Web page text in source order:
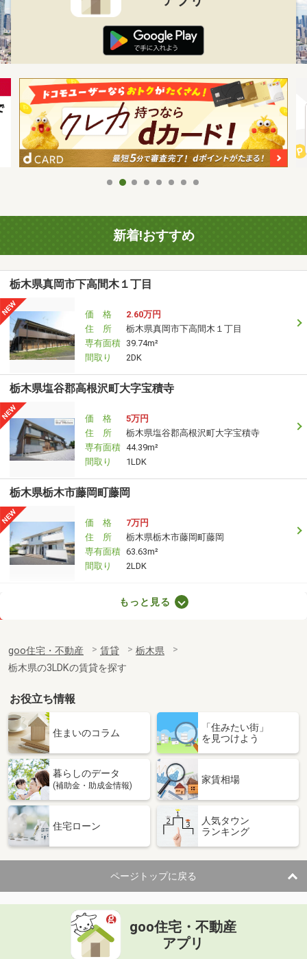
新着!おすすめ
栃木県真岡市下高間木１丁目
価 格
2.60万円
住 所
栃木県真岡市下高間木１丁目
専有面積 39.74m²
間取り
2DK
栃木県塩谷郡高根沢町大字宝積寺
価 格
5万円
住 所
栃木県塩谷郡高根沢町大字宝積寺
専有面積 44.39m²
間取り
1LDK
栃木県栃木市藤岡町藤岡
価 格
7万円
住 所
栃木県栃木市藤岡町藤岡
専有面積 63.63m²
間取り
2LDK
栃木県宇都宮市兵庫塚１
専有面積
20.28m²
間取り
栃木県鹿沼市千渡
価 格
4.30万円
栃木県鹿沼市千渡
専有面積 32.9m²
間取り
栃木県塩谷郡高根沢町大字宝積寺
住 所
栃木県塩谷郡高根沢町大字宝積寺
専有面積 46.68m²
間取り
1LDK
栃木県下野市小金井４
価 格
住 所
栃木県下野市小金井４
もっと見る
goo住宅・不動産 賃貸
栃木県
栃木県の3LDKの賃貸を探す
お役立ち情報
住まいのコラム
「住みたい街」
を見つけよう
暮らしのデータ
(補助金・助成金情報)
家賃相場
住宅ローン
人気タウン
ランキング
ページトップに戻る
goo住宅・不動産
アプリ